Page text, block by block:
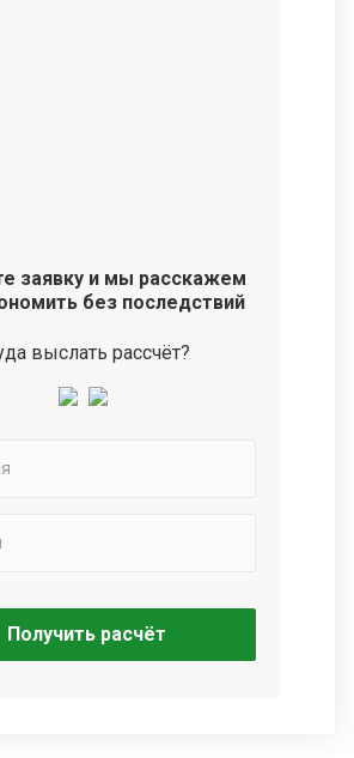
заявку и мы расскажем
без последствий
выслать рассчёт?
Получить расчёт